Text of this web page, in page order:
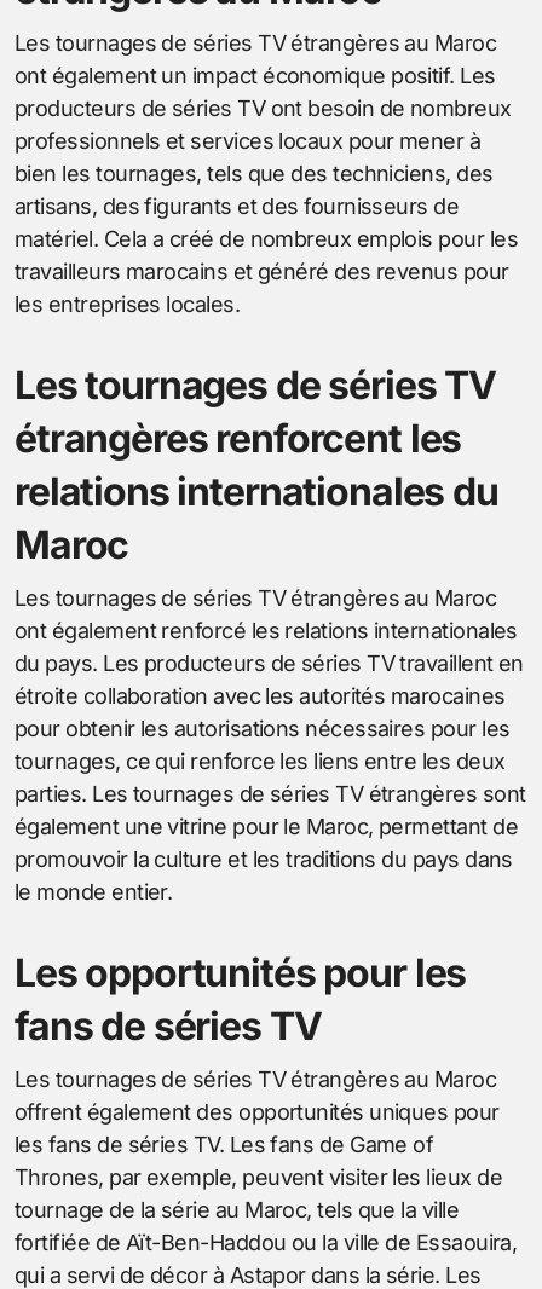
Les tournages de séries TV étrangères au Maroc
ont également un impact économique positif. Les
producteurs de séries TV ont besoin de nombreux
professionnels et services locaux pour mener à
bien les tournages, tels que des techniciens, des
artisans, des figurants et des fournisseurs de
matériel. Cela a créé de nombreux emplois pour les
travailleurs marocains et généré des revenus pour
les entreprises locales.
Les tournages de séries TV
étrangères renforcent les
relations internationales du
Maroc
Les tournages de séries TV étrangères au Maroc
ont également renforcé les relations internationales
du pays. Les producteurs de séries TV travaillent en
étroite collaboration avec les autorités marocaines
pour obtenir les autorisations nécessaires pour les
tournages, ce qui renforce les liens entre les deux
parties. Les tournages de séries TV étrangères sont
également une vitrine pour le Maroc, permettant de
promouvoir la culture et les traditions du pays dans
le monde entier.
Les opportunités pour les
fans de séries TV
Les tournages de séries TV étrangères au Maroc
offrent également des opportunités uniques pour
les fans de séries TV. Les fans de Game of
Thrones, par exemple, peuvent visiter les lieux de
tournage de la série au Maroc, tels que la ville
fortifiée de Aït-Ben-Haddou ou la ville de Essaouira,
qui a servi de décor à Astapor dans la série. Les